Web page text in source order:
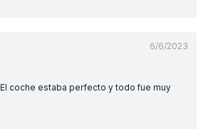
6/6/2023
El coche estaba perfecto y todo fue muy